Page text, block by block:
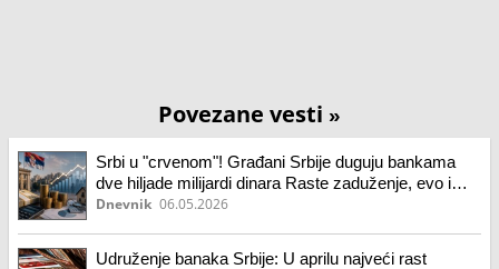
Povezane vesti »
Srbi u "crvenom"! Građani Srbije duguju bankama
dve hiljade milijardi dinara Raste zaduženje, evo i
zašto
Dnevnik 06.05.2026
Udruženje banaka Srbije: U aprilu najveći rast